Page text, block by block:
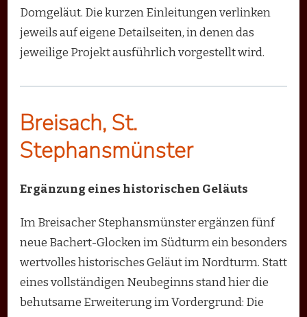
Domgeläut. Die kurzen Einleitungen verlinken
jeweils auf eigene Detailseiten, in denen das
jeweilige Projekt ausführlich vorgestellt wird.
Breisach, St.
Stephansmünster
Ergänzung eines historischen Geläuts
Im Breisacher Stephansmünster ergänzen fünf
neue Bachert-Glocken im Südturm ein besonders
wertvolles historisches Geläut im Nordturm. Statt
eines vollständigen Neubeginns stand hier die
behutsame Erweiterung im Vordergrund: Die